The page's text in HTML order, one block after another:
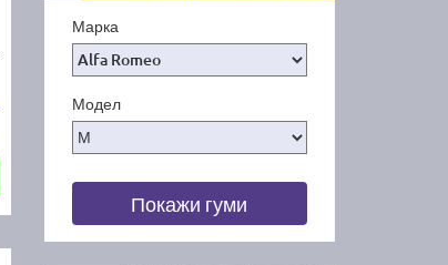
Марка
Модел
Покажи гуми